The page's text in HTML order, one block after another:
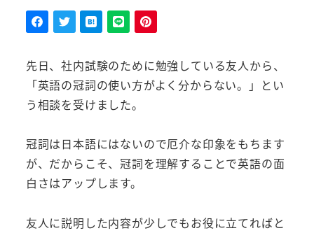
先日、社内試験のために勉強している友人から、
「英語の冠詞の使い方がよく分からない。」とい
う相談を受けました。
冠詞は日本語にはないので厄介な印象をもちます
が、だからこそ、冠詞を理解することで英語の面
白さはアップします。
友人に説明した内容が少しでもお役に立てればと